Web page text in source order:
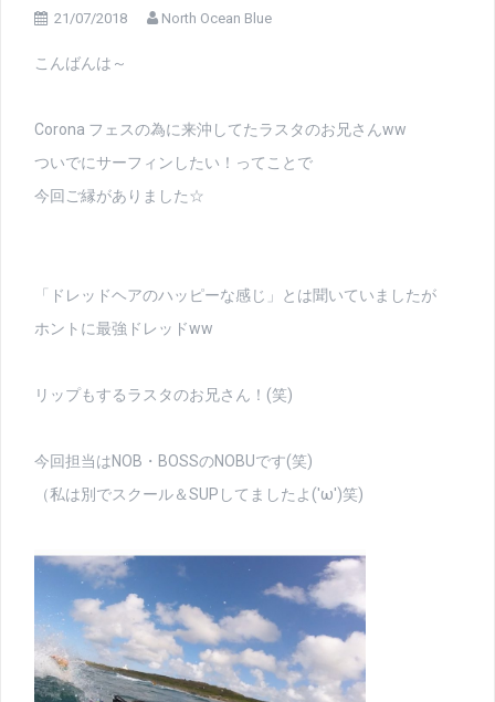
21/07/2018 North Ocean Blue
こんばんは～
Corona フェスの為に来沖してたラスタのお兄さんww
ついでにサーフィンしたい！ってことで
今回ご縁がありました☆
「ドレッドヘアのハッピーな感じ」とは聞いていましたが
ホントに最強ドレッドww
リップもするラスタのお兄さん！(笑)
今回担当はNOB・BOSSのNOBUです(笑)
（私は別でスクール＆SUPしてましたよ('ω')笑)